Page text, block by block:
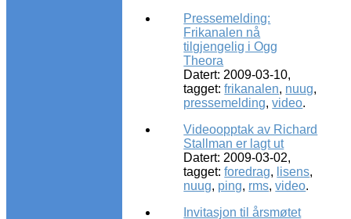
Pressemelding:
Frikanalen nå
tilgjengelig i Ogg
Theora
Datert: 2009-03-10,
tagget:frikanalen, nuug,
pressemelding,video.
Videoopptak av Richard
Stallman er lagt ut
Datert: 2009-03-02,
tagget:foredrag, lisens,
nuug, ping, rms,video.
Invitasjon til årsmøtet